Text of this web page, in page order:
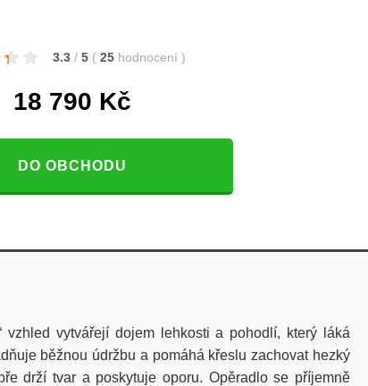
3.3 / 5 ( 25 hodnocení )
18 790 Kč
DO OBCHODU
vytvářejí dojem lehkosti a pohodlí, který láká
běžnou údržbu a pomáhá křeslu zachovat hezký
drží tvar a poskytuje oporu. Opěradlo se příjemně